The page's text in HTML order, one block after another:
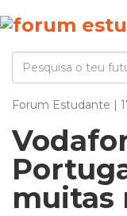
Forum Estudante |
muitas